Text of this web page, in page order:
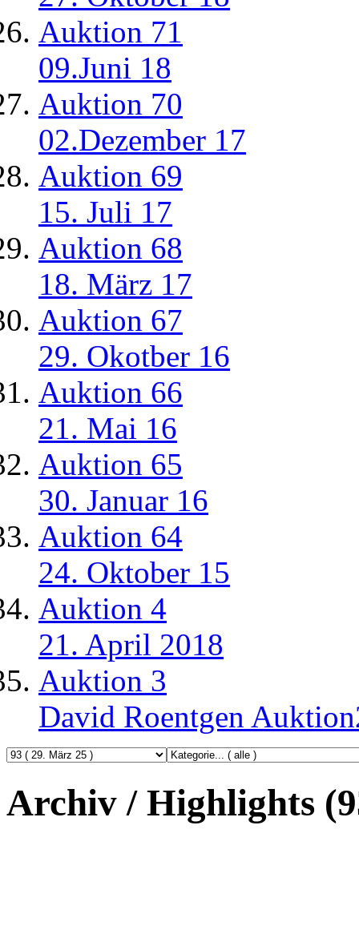
Auktion 71
09.Juni 18
Auktion 70
02.Dezember 17
Auktion 69
15. Juli 17
Auktion 68
18. März 17
Auktion 67
29. Okotber 16
Auktion 66
21. Mai 16
Auktion 65
30. Januar 16
Auktion 64
24. Oktober 15
Auktion 4
21. April 2018
Auktion 3
David Roentgen
Archiv / Highlights